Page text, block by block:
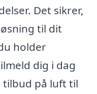
Det sikrer,
til dit
holder
dig i dag
på luft til